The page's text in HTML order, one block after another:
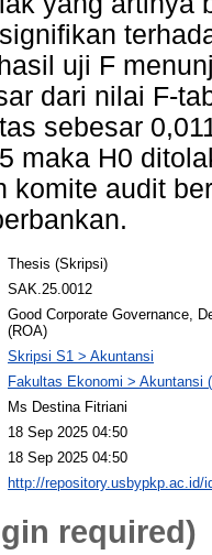
uji F
dari nilai F-
sebesar
maka H0
komite audit
Thesis (Skripsi)
SAK.25.0012
Good Corporate Governance,
(ROA)
Skripsi S1 > Akuntansi
Fakultas Ekonomi > Akuntansi
Ms Destina Fitriani
18 Sep 2025 04:50
18 Sep 2025 04:50
http://repository.usbypkp.ac.id/
required)